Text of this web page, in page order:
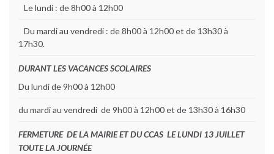
Le lundi : de 8h00 à 12h00
Du mardi au vendredi : de 8h00 à 12h00 et de 13h30 à
17h30.
DURANT LES VACANCES SCOLAIRES
Du lundi de 9h00 à 12h00
du mardi au vendredi de 9h00 à 12h00 et de 13h30 à 16h30
FERMETURE DE LA MAIRIE ET DU CCAS LE LUNDI 13 JUILLET
TOUTE LA JOURNÉE